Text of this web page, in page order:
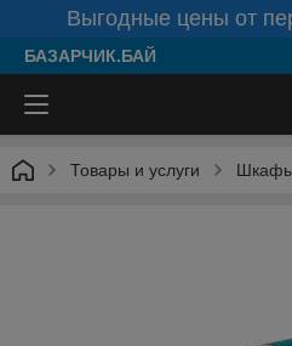
Выгодные цены от
БАЗАРЧИК.БАЙ
Товары и услуги Шкафы